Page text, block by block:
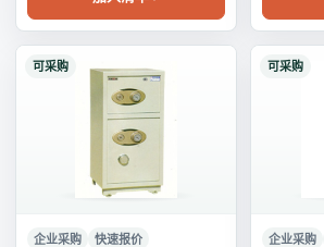
可采购
企业采购 快速报价
可采购
企业采购